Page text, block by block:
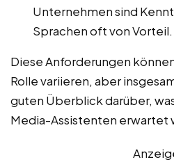
Unternehmen sind
Sprachen oft von Vorteil.
Diese Anforderungen
Rolle variieren, aber
guten Überblick darüber,
Media-Assistenten erwartet